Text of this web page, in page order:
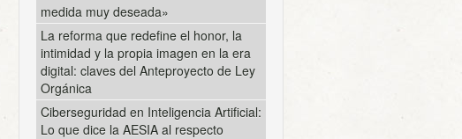
medida muy deseada»
La reforma que redefine el honor, la
intimidad y la propia imagen en la era
digital: claves del Anteproyecto de Ley
Orgánica
Ciberseguridad en Inteligencia Artificial:
Lo que dice la AESIA al respecto